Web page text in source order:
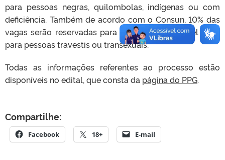
para pessoas negras, quilombolas, indígenas ou com
deficiência. Também de acordo com o Consun, 10% das
vagas serão reservadas para servidores da UFPel e 5%
para pessoas travestis ou transexuais.
Todas as informações referentes ao processo estão
disponíveis no edital, que consta da página do PPG.
Compartilhe:
Facebook 18+ E-mail